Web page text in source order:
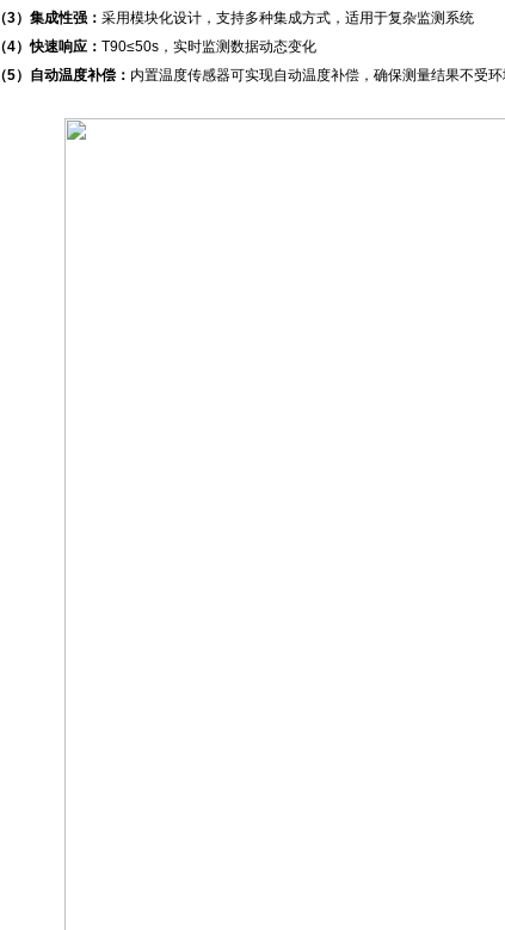
（3）集成性强： 采用模块化设计，支持多种集成方式，适用于复杂监测系统
（4）快速响应： T90≤50s，实时监测数据动态变化
（5）自动温度补偿： 内置温度传感器可实现自动温度补偿，确保测量结果不受